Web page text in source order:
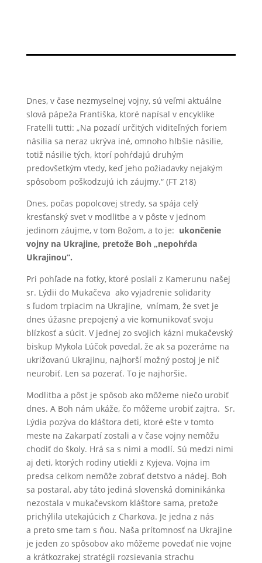
Dnes, v čase nezmyselnej vojny, sú veľmi aktuálne
slová pápeža Františka, ktoré napísal v encyklike
Fratelli tutti: „Na pozadí určitých viditeľných foriem
násilia sa neraz ukrýva iné, omnoho hlbšie násilie,
totiž násilie tých, ktorí pohŕdajú druhým
predovšetkým vtedy, keď jeho požiadavky nejakým
spôsobom poškodzujú ich záujmy.“ (FT 218)
Dnes, počas popolcovej stredy, sa spája celý
kresťanský svet v modlitbe a v pôste v jednom
jedinom záujme, v tom Božom, a to je: ukončenie
vojny na Ukrajine, pretože Boh „nepohŕda
Ukrajinou“.
Pri pohľade na fotky, ktoré poslali z Kamerunu našej
sr. Lýdii do Mukačeva ako vyjadrenie solidarity
s ľudom trpiacim na Ukrajine, vnímam, že svet je
dnes úžasne prepojený a vie komunikovať svoju
blízkosť a súcit. V jednej zo svojich kázni mukačevský
biskup Mykola Lúčok povedal, že ak sa pozeráme na
ukrižovanú Ukrajinu, najhorší možný postoj je nič
neurobiť. Len sa pozerať. To je najhoršie.
Modlitba a pôst je spôsob ako môžeme niečo urobiť
dnes. A Boh nám ukáže, čo môžeme urobiť zajtra. Sr.
Lýdia pozýva do kláštora deti, ktoré ešte v tomto
meste na Zakarpatí zostali a v čase vojny nemôžu
chodiť do školy. Hrá sa s nimi a modlí. Sú medzi nimi
aj deti, ktorých rodiny utiekli z Kyjeva. Vojna im
predsa celkom nemôže zobrať detstvo a nádej. Boh
sa postaral, aby táto jediná slovenská dominikánka
nezostala v mukačevskom kláštore sama, pretože
prichýlila utekajúcich z Charkova. Je jedna z nás
a preto sme tam s ňou. Naša prítomnosť na Ukrajine
je jeden zo spôsobov ako môžeme povedať nie vojne
a krátkozrakej stratégii rozsievania strachu